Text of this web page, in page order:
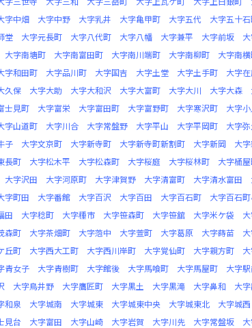
字中畑 大字中野 大字乳井 大字亀甲町 大字五代 大字五十
堂 大字元長町 大字八代町 大字八幡 大字兼平 大字前坂
大字南塘町 大字南富田町 大字南川端町 大字南柳町 大字南
字和田町 大字品川町 大字国吉 大字土堂 大字土手町 大字
久保 大字大助 大字大和沢 大字大富町 大字大川 大字大森
士見町 大字富栄 大字富田町 大字富野町 大字寒沢町 大字
字山道町 大字川合 大字常盤野 大字平山 大字平岡町 大字
子 大字文京町 大字新寺町 大字新寺町新割町 大字新岡 大
長町 大字松木平 大字松森町 大字桜庭 大字桜林町 大字桶
大字沢田 大字河原町 大字津賀野 大字清富町 大字清水富田
字町田 大字番館 大字百沢 大字百田 大字百石町 大字百石
田 大字稔町 大字種市 大字笹森町 大字笹舘 大字米ケ袋
森町 大字茶畑町 大字萢中 大字萱町 大字葛原 大字蒔苗
丘町 大字西大工町 大字西川岸町 大字覚仙町 大字親方町
青女子 大字青樹町 大字館後 大字馬喰町 大字馬屋町 大字
大字鳥井野 大字鷹匠町 大字黒土 大字黒滝 大字鼻和 大
和泉 大字城南 大字城東 大字城東中央 大字城東北 大字城西
見台 大字富田 大字山崎 大字岩賀 大字川先 大字常盤坂